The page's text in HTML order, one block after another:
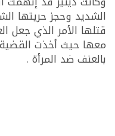
الشديد وحجز حريتها
قتلها الأمر الذي جعل
معها حيث أخذت القضية
بالعنف ضد المرأة .